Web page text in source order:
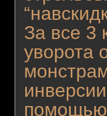
За все 3
уворота
помощью